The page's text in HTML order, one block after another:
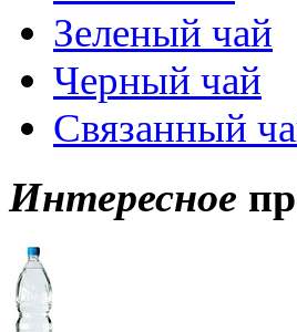
Зеленый чай
Черный чай
Связанный
Интересное